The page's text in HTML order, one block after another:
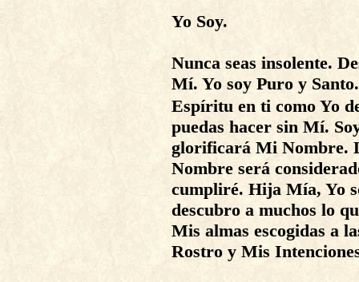
Yo Soy.
Nunca seas insolente.
Mí. Yo soy Puro y
Espíritu en ti como Yo
puedas hacer sin Mí.
glorificará Mi Nombre.
Nombre será
cumpliré. Hija Mía, Yo
descubro a muchos lo
Mis almas escogidas a
Rostro y Mis